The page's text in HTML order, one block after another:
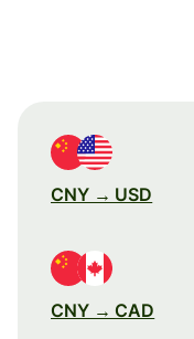
CNY → USD
CNY → CAD